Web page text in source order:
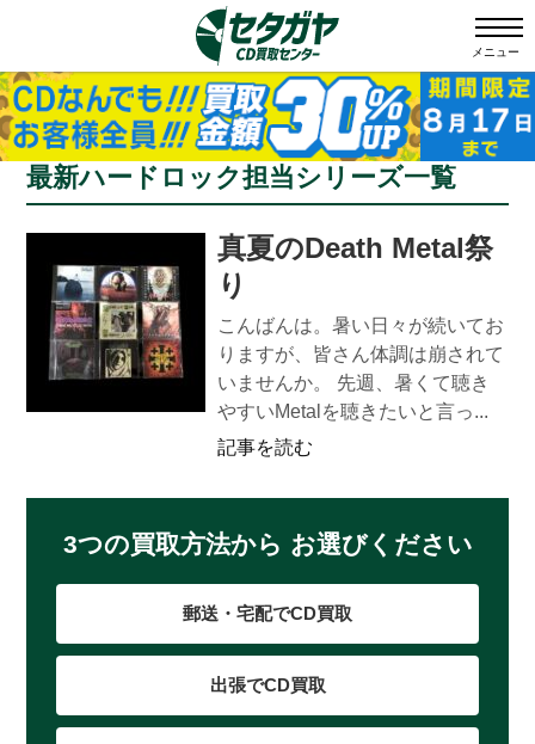
メニュー
最新ハードロック担当シリーズ一覧
真夏のDeath Metal祭
り
こんばんは。暑い日々が続いてお
りますが、皆さん体調は崩されて
いませんか。 先週、暑くて聴き
やすいMetalを聴きたいと言っ...
記事を読む
3つの買取方法から お選びください
郵送・宅配でCD買取
出張でCD買取